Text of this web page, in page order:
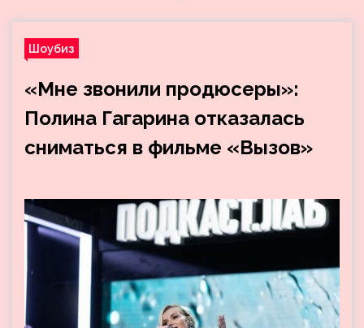
Шоубиз
«Мне звонили продюсеры»:
Полина Гагарина отказалась
сниматься в фильме «Вызов»